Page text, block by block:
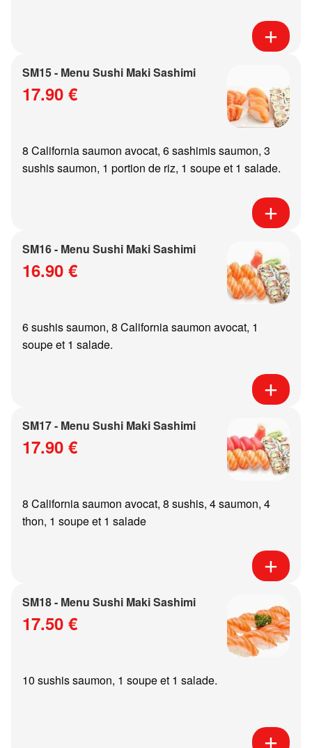
SM15 - Menu Sushi Maki Sashimi
17.90 €
8 California saumon avocat, 6 sashimis saumon, 3
sushis saumon, 1 portion de riz, 1 soupe et 1 salade.
SM16 - Menu Sushi Maki Sashimi
16.90 €
6 sushis saumon, 8 California saumon avocat, 1
soupe et 1 salade.
SM17 - Menu Sushi Maki Sashimi
17.90 €
8 California saumon avocat, 8 sushis, 4 saumon, 4
thon, 1 soupe et 1 salade
SM18 - Menu Sushi Maki Sashimi
17.50 €
10 sushis saumon, 1 soupe et 1 salade.